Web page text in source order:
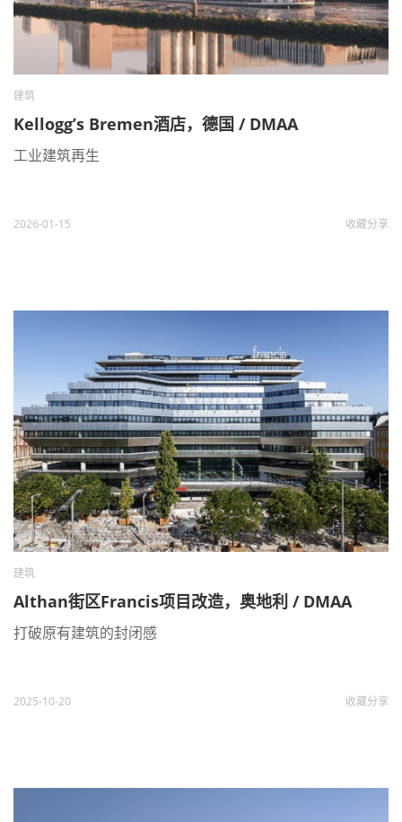
建筑
Kellogg’s Bremen酒店，德国 / DMAA
工业建筑再生
2026-01-15 收藏分享
建筑
Althan街区Francis项目改造，奥地利 / DMAA
打破原有建筑的封闭感
2025-10-20 收藏分享